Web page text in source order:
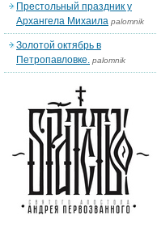
Престольный праздник у
Архангела Михаила palomnik
Золотой октябрь в
Петропавловке. palomnik